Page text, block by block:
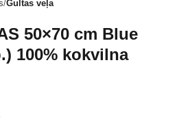
Gultas veļa
50×70 cm Blue
100% kokvilna